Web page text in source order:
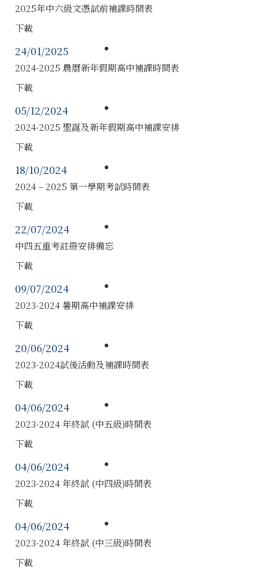
2025年中六級文憑試前補課時間表
下載
24/01/2025
2024-2025 農曆新年假期高中補課時間表
下載
05/12/2024
2024-2025 聖誕及新年假期高中補課安排
下載
18/10/2024
2024 – 2025 第一學期考試時間表
下載
22/07/2024
中四五重考註冊安排備忘
下載
09/07/2024
2023-2024 暑期高中補課安排
下載
20/06/2024
2023-2024試後活動及補課時間表
下載
04/06/2024
2023-2024 年終試 (中五級)時間表
下載
04/06/2024
2023-2024 年終試 (中四級)時間表
下載
04/06/2024
2023-2024 年終試 (中三級)時間表
下載